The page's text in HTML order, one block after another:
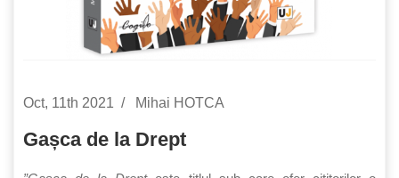
Oct, 11th 2021 Mihai HOTCA
Gașca de la Drept